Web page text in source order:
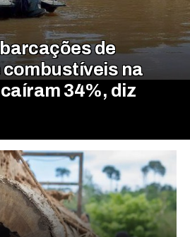
de
na
34%, diz